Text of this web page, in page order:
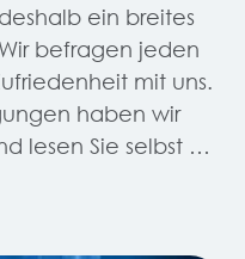
ein breites
befragen jeden
mit uns.
haben wir
lesen Sie selbst …